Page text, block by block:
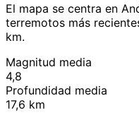
El mapa se centra en
terremotos más
km.
Magnitud media
4,8
Profundidad media
17,6 km